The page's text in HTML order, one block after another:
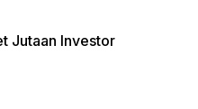
Jutaan Investor